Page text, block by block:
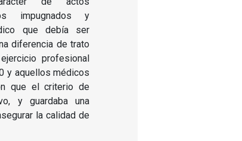
impugnados y
que debía ser
diferencia de trato
profesional
y aquellos médicos
que el criterio de
y guardaba una
la calidad de